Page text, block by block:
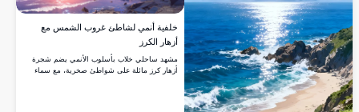
خلفية أنمي لشاطئ غروب الشمس مع
أزهار الكرز
مشهد ساحلي خلاب بأسلوب الأنمي يضم شجرة
أزهار كرز مائلة على شواطئ صخرية، مع سماء